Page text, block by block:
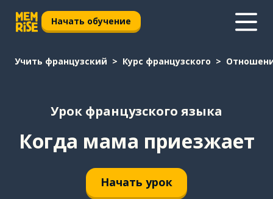
Начать обучение
Учить французский Курс французского
Урок французского языка
Когда мама приезжает
Начать урок